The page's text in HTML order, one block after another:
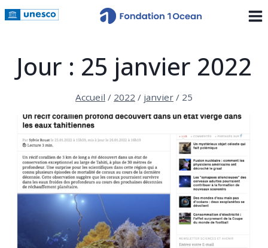
Skip
to
Jour : 25 janvier 2022
Accueil / 2022 / janvier / 25